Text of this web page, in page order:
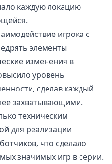
каждую локацию
игрока с
элементы
изменения в
уровень
сделав каждый
захватывающими.
техническим
для реализации
что сделало
значимых игр в серии.